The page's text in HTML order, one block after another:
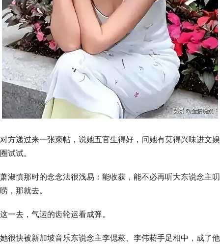
对方递过来一张柬帖，说她五官生得好，问她有莫得兴味进文娱
圈试试。
萧淑慎那时的念念法很浅易：能收获，能不必再听大东说念主叨
唠，那就去。
这一去，气运的齿轮运看成弹。
她很快被新加坡音乐东说念主李偲菘、李伟菘手足相中，成了他